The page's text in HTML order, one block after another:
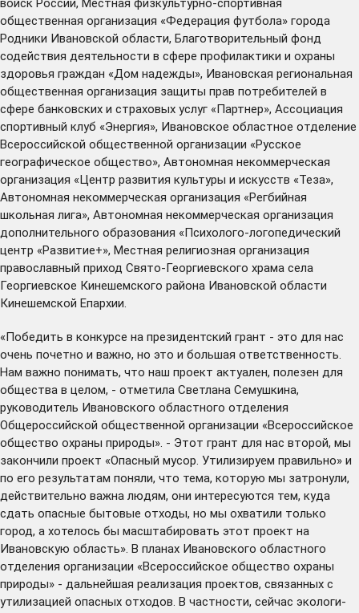
общественная организация «Федерация футбола» города
Родники Ивановской области, Благотворительный фонд
содействия деятельности в сфере профилактики и охраны
здоровья граждан «Дом надежды», Ивановская региональная
общественная организация защиты прав потребителей в
сфере банковских и страховых услуг «Партнер», Ассоциация
спортивный клуб «Энергия», Ивановское областное отделение
Всероссийской общественной организации «Русское
географическое общество», Автономная некоммерческая
организация «Центр развития культуры и искусств «Теза»,
Автономная некоммерческая организация «Регбийная
школьная лига», Автономная некоммерческая организация
дополнительного образования «Психолого-логопедический
центр «Развитие+», Местная религиозная организация
православный приход Свято-Георгиевского храма села
Георгиевское Кинешемского района Ивановской области
Кинешемской Епархии.
«Победить в конкурсе на президентский грант - это для нас
очень почетно и важно, но это и большая ответственность.
Нам важно понимать, что наш проект актуален, полезен для
общества в целом, - отметила Светлана Семушкина,
руководитель Ивановского областного отделения
Общероссийской общественной организации «Всероссийское
общество охраны природы». - Этот грант для нас второй, мы
закончили проект «Опасный мусор. Утилизируем правильно» и
по его результатам поняли, что тема, которую мы затронули,
действительно важна людям, они интересуются тем, куда
сдать опасные бытовые отходы, но мы охватили только
город, а хотелось бы масштабировать этот проект на
Ивановскую область». В планах Ивановского областного
отделения организации «Всероссийское общество охраны
природы» - дальнейшая реализация проектов, связанных с
утилизацией опасных отходов. В частности, сейчас экологи-